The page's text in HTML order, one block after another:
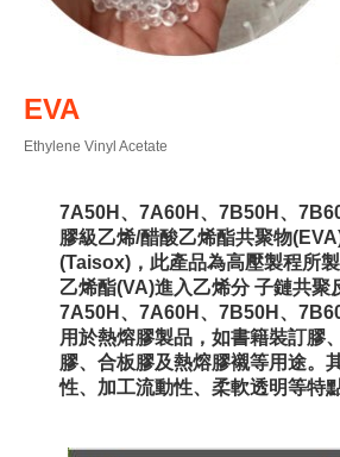
EVA
Ethylene Vinyl Acetate
7A50H、7A60H、7B50H、
膠級乙烯/醋酸乙烯酯共聚物
(Taisox)，此產品為高壓製程所
乙烯酯(VA)進入乙烯分 子鏈共聚
7A50H、7A60H、7B50H、
用於熱熔膠製品，如書籍裝訂膠
膠、合板膠及熱熔膠襯等用途。
性、加工流動性、柔軟透明等特點